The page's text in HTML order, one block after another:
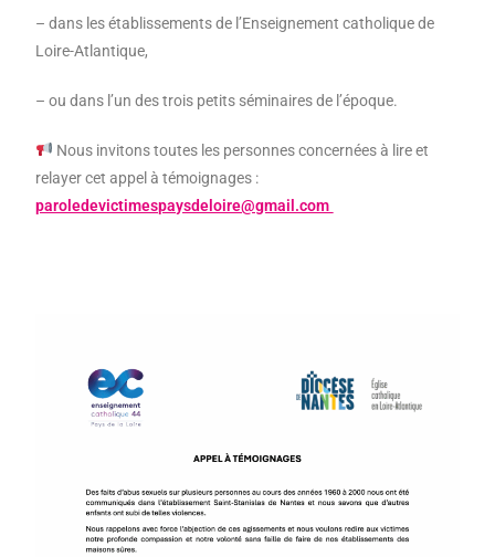
– dans les établissements de l’Enseignement catholique de
Loire-Atlantique,
– ou dans l’un des trois petits séminaires de l’époque.
Nous invitons toutes les personnes concernées à lire et
relayer cet appel à témoignages :
paroledevictimespaysdeloire@gmail.com